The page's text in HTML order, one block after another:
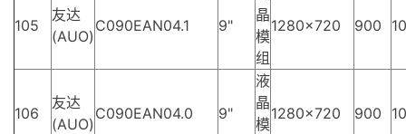
105
友达
(AUO)
C090EAN04.1 9"
晶
模
组
1280×720 900
106
友达
(AUO)
C090EAN04.0 9"
液
晶
模
1280×720 900